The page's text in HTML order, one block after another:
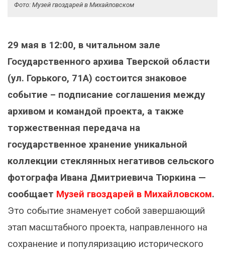
Фото: Музей гвоздарей в Михайловском
29 мая в 12:00, в читальном зале
Государственного архива Тверской области
(ул. Горького, 71А) состоится знаковое
событие – подписание соглашения между
архивом и командой проекта, а также
торжественная передача на
государственное хранение уникальной
коллекции стеклянных негативов сельского
фотографа Ивана Дмитриевича Тюркина —
сообщает Музей гвоздарей в Михайловском.
Это событие знаменует собой завершающий
этап масштабного проекта, направленного на
сохранение и популяризацию исторического